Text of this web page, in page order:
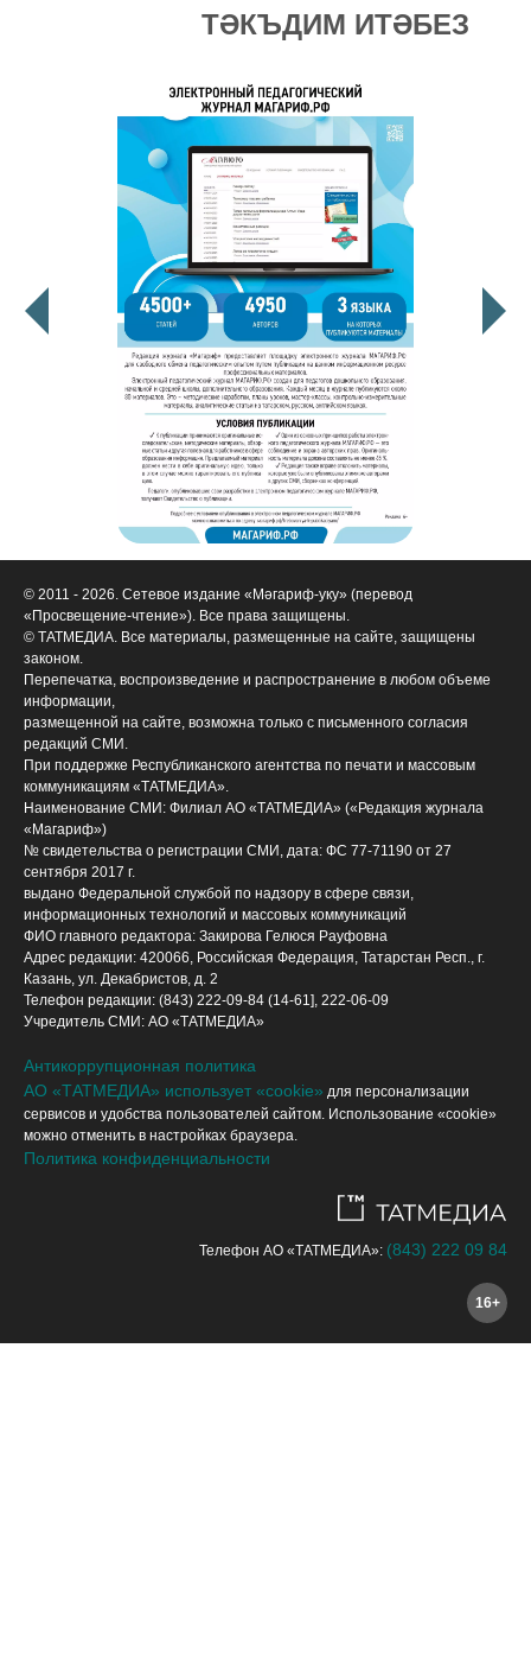
ТӘКЪДИМ ИТӘБЕЗ
© 2011 - 2026. Сетевое издание «Мәгариф-уку» (перевод
«Просвещение-чтение»). Все права защищены.
© ТАТМЕДИА. Все материалы, размещенные на сайте, защищены
законом.
Перепечатка, воспроизведение и распространение в любом объеме
информации,
размещенной на сайте, возможна только с письменного согласия
редакций СМИ.
При поддержке Республиканского агентства по печати и массовым
коммуникациям «ТАТМЕДИА».
Наименование СМИ: Филиал АО «ТАТМЕДИА» («Редакция журнала
«Магариф»)
№ свидетельства о регистрации СМИ, дата: ФС 77-71190 от 27
сентября 2017 г.
выдано Федеральной службой по надзору в сфере связи,
информационных технологий и массовых коммуникаций
ФИО главного редактора: Закирова Гелюся Рауфовна
Адрес редакции: 420066, Российская Федерация, Татарстан Респ., г.
Казань, ул. Декабристов, д. 2
Телефон редакции: (843) 222-09-84 (14-61], 222-06-09
Учредитель СМИ: АО «ТАТМЕДИА»
Антикоррупционная политика
АО «ТАТМЕДИА» использует «cookie» для персонализации
сервисов и удобства пользователей сайтом. Использование «cookie»
можно отменить в настройках браузера.
Политика конфиденциальности
Телефон АО «ТАТМЕДИА»: (843) 222 09 84
16+